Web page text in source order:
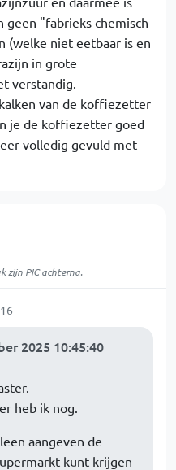
"fabrieks chemisch
(welke niet eetbaar is en
in grote
verstandig.
van de koffiezetter
je de koffiezetter goed
volledig gevuld met
zijn PIC achterna.
2025 10:45:40
heb ik nog.
aangeven de
kunt krijgen